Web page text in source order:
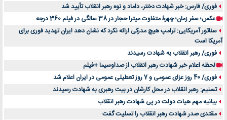
فوری/ فارس: خبر شهادت دختر، داماد و نوه رهبر انقلاب تأیید شد
عکس؛ سفر زمان؛ چهرۀ متفاوت میترا حجار در 38 سالگی در فیلم 360 درجه
سناتور آمریکایی: ترامپ هیچ مدرکی ارائه نکرد که نشان دهد ایران تهدید فوری برای
آمریکا است
فوری/ رهبر انقلاب به شهادت رسیدند
لحظه اعلام خبر شهادت رهبر انقلاب از صداوسیما +فیلم
فوری/ 40 روز عزای عمومی و 7 روز تعطیلی عمومی در ایران اعلام شد
تسنیم: رهبر انقلاب در محل کارشان در بیت رهبری به شهادت رسیدند
بیانیه مهم هیات دولت در پی شهادت رهبر انقلاب
مقتدی صدر شهادت رهبر انقلاب را تسلیت گفت